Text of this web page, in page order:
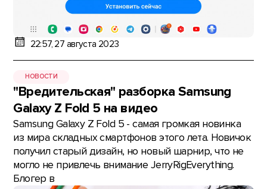
22:57, 27 августа 2023
НОВОСТИ
"Вредительская" разборка Samsung
Galaxy Z Fold 5 на видео
Samsung Galaxy Z Fold 5 - самая громкая новинка
из мира складных смартфонов этого лета. Новичок
получил старый дизайн, но новый шарнир, что не
могло не привлечь внимание JerryRigEverything.
Блогер в